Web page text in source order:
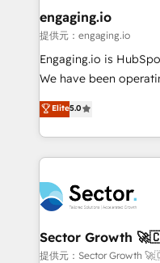
Também somos
e de mais de 150
contratar e pagar a
fiscal no Brasil e gerar
Oferecemos ainda
HubSpot que
empresas em 13
a maior parceira da
líder no ranking
HubSpot.
engaging.io
提供元：engaging.io
Engaging.io is
We have been
one of HubSpot's
capable Agency Partners globally.
complex CRM
integrations, custom
businesses. Our teams are based in North America
and APAC. We are HubSpot's top-ranked Advanced
Implementation
to their advisory council. We strive to do
Elite5.0
Sector Growth
提供元：Sector Growth